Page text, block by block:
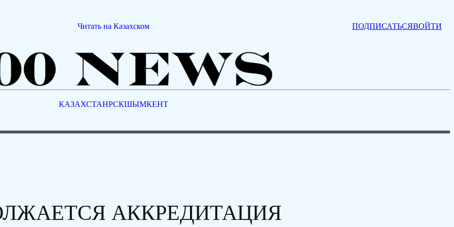
Читать на Казахском ПОДПИСАТЬСЯВОЙТИ
КАЗАХСТАНРСКШЫМКЕНТ
АККРЕДИТАЦИЯ